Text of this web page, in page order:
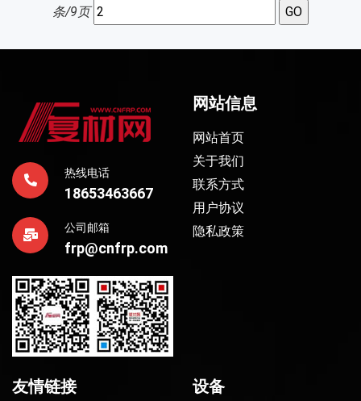
条/9页
热线电话
18653463667
公司邮箱
frp@cnfrp.com
网站信息
网站首页
关于我们
联系方式
用户协议
隐私政策
友情链接 设备